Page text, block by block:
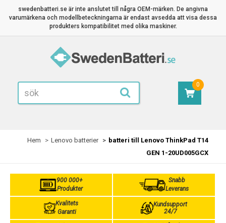
swedenbatteri.se är inte anslutet till några OEM-märken. De angivna
varumärkena och modellbeteckningarna är endast avsedda att visa dessa
produkters kompatibilitet med olika maskiner.
0
Hem Lenovo batterier
batteri till Lenovo ThinkPad T14
GEN 1-20UD005GCX
900 000+
Produkter
Snabb
Leverans
Kvalitets
Garanti
Kundsupport
24/7